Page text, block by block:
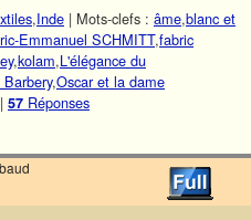
,Inde | Mots-clefs : âme,blanc et
Emmanuel SCHMITT,fabric
,kolam,L'élégance du
,Oscar et la dame
| 57 Réponses